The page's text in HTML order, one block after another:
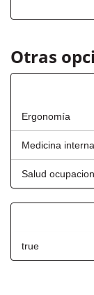
Otras
Ergonomía
Medicina interna
Salud
true